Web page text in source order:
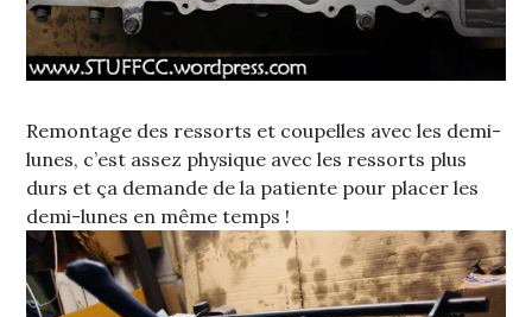
Remontage des ressorts et coupelles avec les demi-
lunes, c’est assez physique avec les ressorts plus
durs et ça demande de la patiente pour placer les
demi-lunes en même temps !